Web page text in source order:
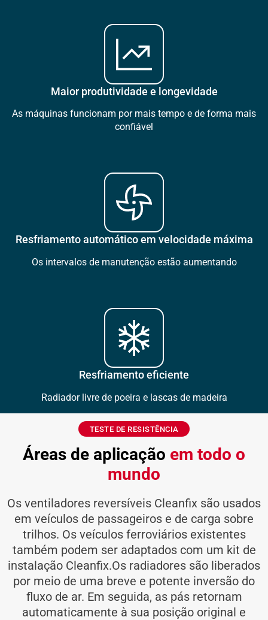
Maior produtividade e longevidade
As máquinas funcionam por mais tempo e de forma mais
confiável
Resfriamento automático em velocidade máxima
Os intervalos de manutenção estão aumentando
Resfriamento eficiente
Radiador livre de poeira e lascas de madeira
Áreas de aplicação em todo o
mundo
TESTE DE RESISTÊNCIA
Os ventiladores reversíveis Cleanfix são usados
em veículos de passageiros e de carga sobre
trilhos. Os veículos ferroviários existentes
também podem ser adaptados com um kit de
instalação Cleanfix.Os radiadores são liberados
por meio de uma breve e potente inversão do
fluxo de ar. Em seguida, as pás retornam
automaticamente à sua posição original e